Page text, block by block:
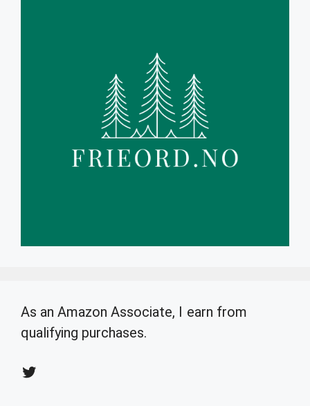
As an Amazon Associate, I earn from
qualifying purchases.
Twitter